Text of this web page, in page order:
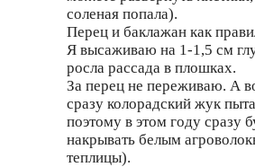
соленая попала).
Перец и баклажан как
Я высаживаю на 1-1,5 см
росла рассада в плошках.
За перец не переживаю. А
сразу колорадский жук
поэтому в этом году сразу
накрывать белым
теплицы).